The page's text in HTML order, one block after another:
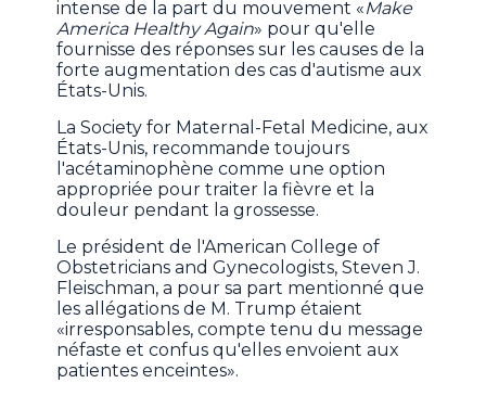
intense de la part du mouvement «Make
America Healthy Again» pour qu'elle
fournisse des réponses sur les causes de la
forte augmentation des cas d'autisme aux
États-Unis.
La Society for Maternal-Fetal Medicine, aux
États-Unis, recommande toujours
l'acétaminophène comme une option
appropriée pour traiter la fièvre et la
douleur pendant la grossesse.
Le président de l'American College of
Obstetricians and Gynecologists, Steven J.
Fleischman, a pour sa part mentionné que
les allégations de M. Trump étaient
«irresponsables, compte tenu du message
néfaste et confus qu'elles envoient aux
patientes enceintes».